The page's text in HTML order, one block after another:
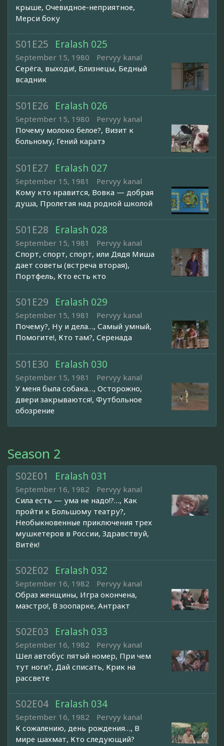
крыше, Очевидное-неприятное,
Мерси боку
S01E25 Eralash 025
September 15, 1980
Pervyy kanal
Серёга, выходи!, Близнецы, Бедный
всадник
S01E26 Eralash 026
September 15, 1980
Pervyy kanal
Почему молоко белое?, Визит к
больному, Гений каратэ
S01E27 Eralash 027
September 15, 1981
Pervyy kanal
Кому кто нравится, Вовка — добрая
душа, Пролетая над родной школой
S01E28 Eralash 028
September 15, 1981
Pervyy kanal
Спорт, спорт, спорт, или Дядя Миша
дает советы (встреча вторая),
Портфель, Кто есть кто
S01E29 Eralash 029
September 15, 1981
Pervyy kanal
Почему?, Ну и дела…, Самый умный,
Помогите!, Кто там?, Серенада
S01E30 Eralash 030
September 15, 1981
Pervyy kanal
У меня была собака…, Осторожно,
двери закрываются!, Футбольное
обозрение
Season 2
S02E01 Eralash 031
September 16, 1982
Pervyy kanal
Сила есть — ума не надо!?…, Как
пройти к Большому театру?,
Необыкновенные приключения трех
мушкетеров в России, Здравствуй,
Витёк!
S02E02 Eralash 032
September 16, 1982
Pervyy kanal
Образ женщины, Игра окончена,
маэстро!, В зоопарке, Антракт
S02E03 Eralash 033
September 16, 1982
Pervyy kanal
Шел автобус пятый номер, При чем
тут ноги?, Дай списать, Крик на
рассвете
S02E04 Eralash 034
September 16, 1982
Pervyy kanal
К сожалению, день рождения…, В
мире шахмат, Кто следующий?